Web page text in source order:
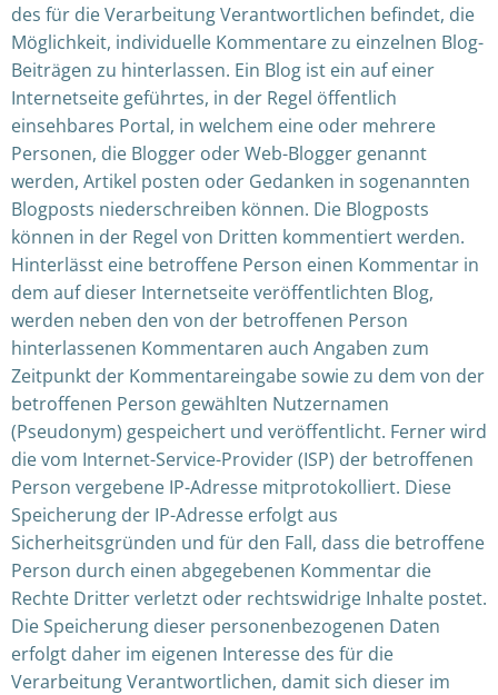
des für die Verarbeitung Verantwortlichen befindet, die
Möglichkeit, individuelle Kommentare zu einzelnen Blog-
Beiträgen zu hinterlassen. Ein Blog ist ein auf einer
Internetseite geführtes, in der Regel öffentlich
einsehbares Portal, in welchem eine oder mehrere
Personen, die Blogger oder Web-Blogger genannt
werden, Artikel posten oder Gedanken in sogenannten
Blogposts niederschreiben können. Die Blogposts
können in der Regel von Dritten kommentiert werden.
Hinterlässt eine betroffene Person einen Kommentar in
dem auf dieser Internetseite veröffentlichten Blog,
werden neben den von der betroffenen Person
hinterlassenen Kommentaren auch Angaben zum
Zeitpunkt der Kommentareingabe sowie zu dem von der
betroffenen Person gewählten Nutzernamen
(Pseudonym) gespeichert und veröffentlicht. Ferner wird
die vom Internet-Service-Provider (ISP) der betroffenen
Person vergebene IP-Adresse mitprotokolliert. Diese
Speicherung der IP-Adresse erfolgt aus
Sicherheitsgründen und für den Fall, dass die betroffene
Person durch einen abgegebenen Kommentar die
Rechte Dritter verletzt oder rechtswidrige Inhalte postet.
Die Speicherung dieser personenbezogenen Daten
erfolgt daher im eigenen Interesse des für die
Verarbeitung Verantwortlichen, damit sich dieser im